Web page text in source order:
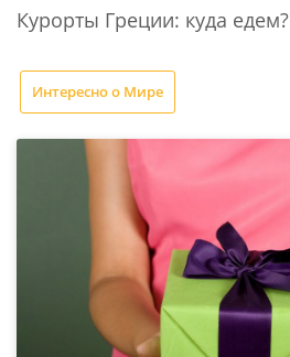
Курорты Греции: куда едем?
Интересно о Мире